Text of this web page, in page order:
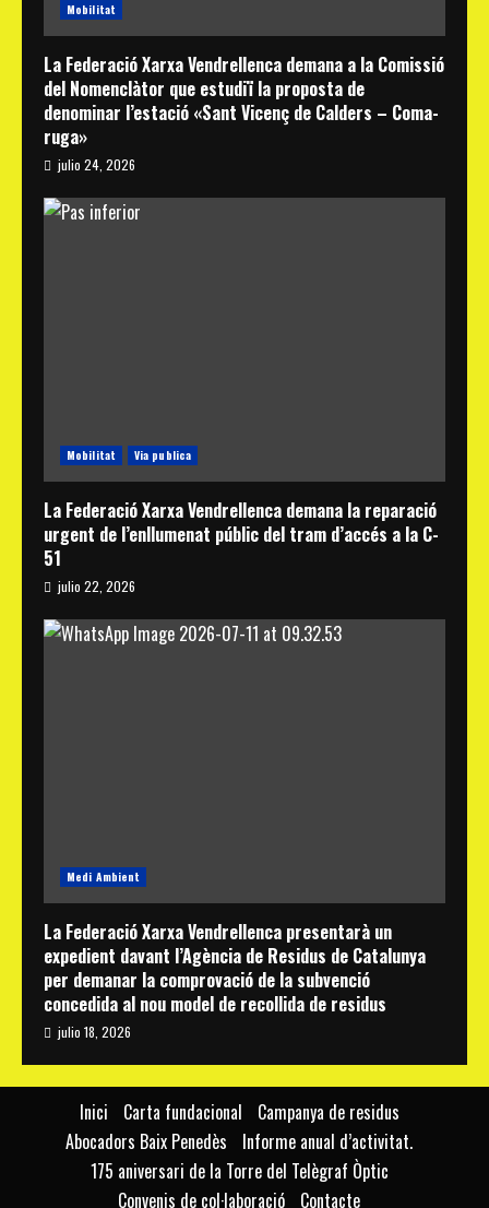
Mobilitat
La Federació Xarxa Vendrellenca demana a la Comissió
del Nomenclàtor que estudiï la proposta de
denominar l’estació «Sant Vicenç de Calders – Coma-
ruga»
julio 24, 2026
Mobilitat Via publica
La Federació Xarxa Vendrellenca demana la reparació
urgent de l’enllumenat públic del tram d’accés a la C-
51
julio 22, 2026
Medi Ambient
La Federació Xarxa Vendrellenca presentarà un
expedient davant l’Agència de Residus de Catalunya
per demanar la comprovació de la subvenció
concedida al nou model de recollida de residus
julio 18, 2026
Inici Carta fundacional
Campanya de residus
Abocadors Baix Penedès
Informe anual d’activitat.
175 aniversari de la Torre del Telègraf Òptic
Convenis de col·laboració
Contacte